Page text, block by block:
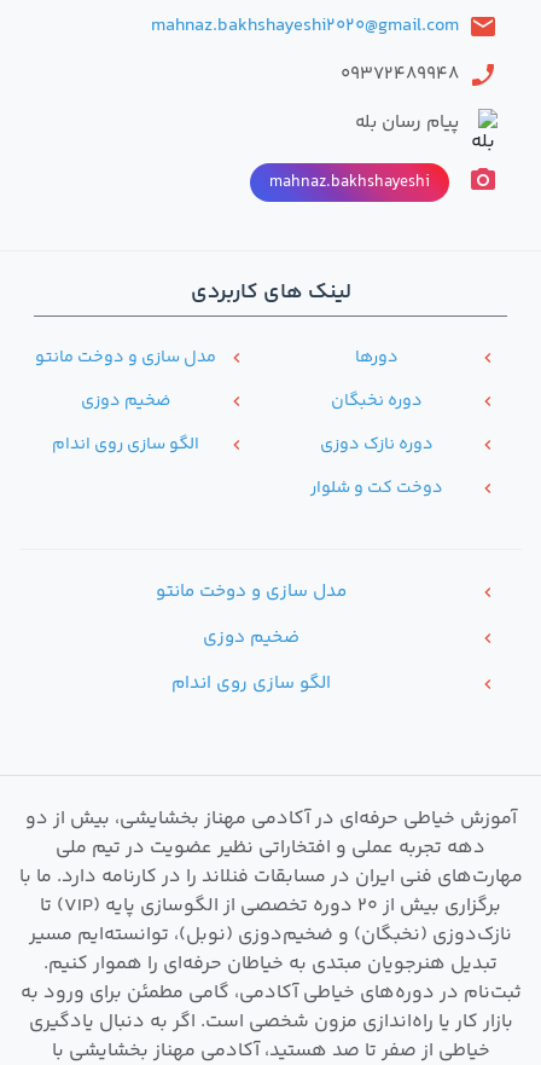
email
mahnaz.bakhshayeshi2020@gmail.com
phone
09372489948
پیام رسان بله
photo_camera
mahnaz.bakhshayeshi
لینک های کاربردی
chevron_left دور‌ها
chevron_left دوره نخبگان
chevron_left دوره نازک دوزی
chevron_left دوخت کت و شلوار
chevron_left مدل سازی و دوخت مانتو
chevron_left ضخیم دوزی
chevron_left الگو سازی روی اندام
chevron_left مدل سازی و دوخت مانتو
chevron_left ضخیم دوزی
chevron_left الگو سازی روی اندام
آموزش خیاطی حرفه‌ای در آکادمی مهناز بخشایشی، بیش از دو
دهه تجربه عملی و افتخاراتی نظیر عضویت در تیم ملی
مهارت‌های فنی ایران در مسابقات فنلاند را در کارنامه دارد. ما با
برگزاری بیش از ۲۰ دوره تخصصی از الگوسازی پایه (VIP) تا
نازک‌دوزی (نخبگان) و ضخیم‌دوزی (نوبل)، توانسته‌ایم مسیر
تبدیل هنرجویان مبتدی به خیاطان حرفه‌ای را هموار کنیم.
ثبت‌نام در دوره‌های خیاطی آکادمی، گامی مطمئن برای ورود به
بازار کار یا راه‌اندازی مزون شخصی است. اگر به دنبال یادگیری
خیاطی از صفر تا صد هستید، آکادمی مهناز بخشایشی با